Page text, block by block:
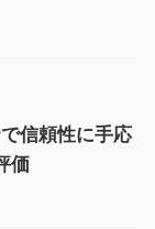
信頼性に手応
価